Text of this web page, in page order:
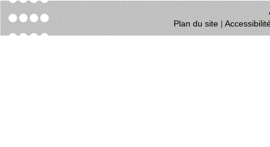
Plan du site|